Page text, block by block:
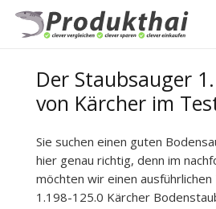
Der Staubsauger
von Kärcher im
Sie suchen einen guten
hier genau richtig, denn im
möchten wir einen ausführlichen
1.198-125.0 Kärcher